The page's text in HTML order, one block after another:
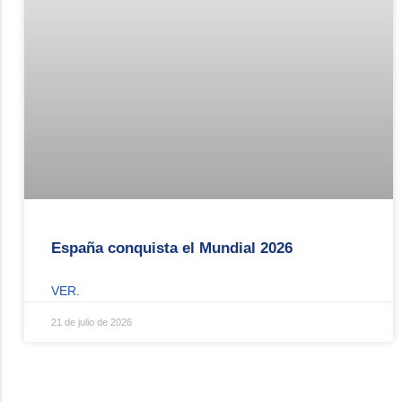
España conquista el Mundial 2026
VER.
21 de julio de 2026